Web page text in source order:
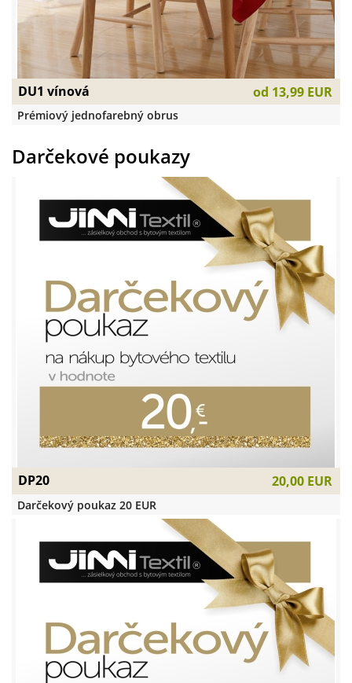
DU1 vínová od 13,99 EUR
Prémiový jednofarebný obrus
DP20 20,00 EUR
Darčekový poukaz 20 EUR
Darčekové poukazy